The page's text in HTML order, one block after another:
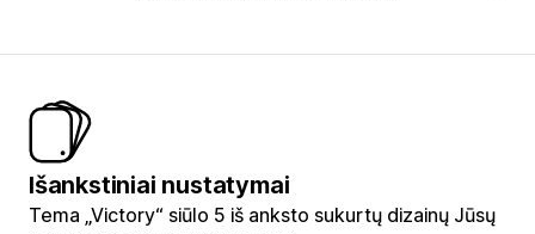
Išankstiniai nustatymai
Tema „Victory“ siūlo 5 iš anksto sukurtų dizainų Jūsų